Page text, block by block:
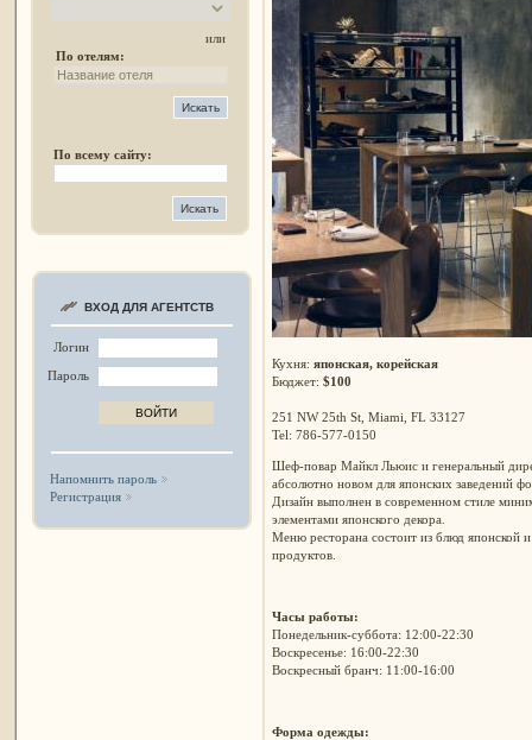
или
По отелям:
По всему сайту:
ВХОД ДЛЯ АГЕНТСТВ
Логин
Пароль
Напомнить пароль
Регистрация
Кухня: японская, корейская
Бюджет: $100
251 NW 25th St, Miami, FL 33127
Tel: 786-577-0150
Шеф-повар Майкл Льюис и генеральный
абсолютно новом для японских заведений
Дизайн выполнен в современном стиле
элементами японского декора.
Меню ресторана состоит из блюд японской
продуктов.
Часы работы:
Понедельник-суббота: 12:00-22:30
Воскресенье: 16:00-22:30
Воскресный бранч: 11:00-16:00
Форма одежды: